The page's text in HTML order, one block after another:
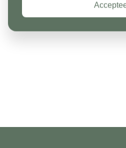
bestrating voor uw oprit. Bij